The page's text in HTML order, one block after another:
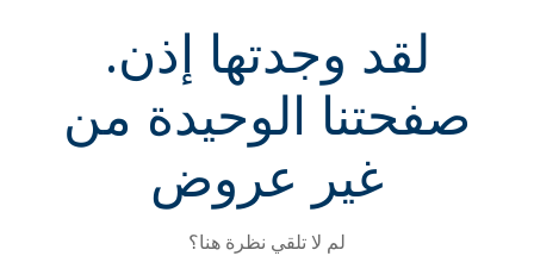
لقد وجدتها إذن.
صفحتنا الوحيدة من
غير عروض
لم لا تلقي نظرة هنا؟